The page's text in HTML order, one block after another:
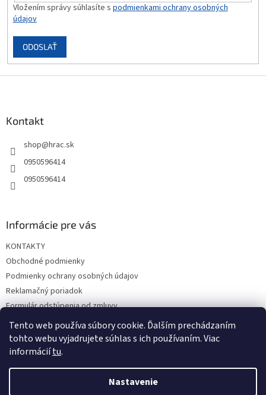
Tento web používa súbory cookie. Ďalším prechádzaním
tohto webu vyjadrujete súhlas s ich používaním. Viac
informáciítu.
Nastavenie
Vložením správy súhlasíte s podmienkami ochrany osobných
údajov
ODOSLAŤ
Kontakt
shop@hrac.sk
0950596414
0950596414
Informácie pre vás
KONTAKTY
Obchodné podmienky
Podmienky ochrany osobných údajov
Reklamačný poriadok
Formulár odstúpenia od zmluvy
Reklamačný formulár